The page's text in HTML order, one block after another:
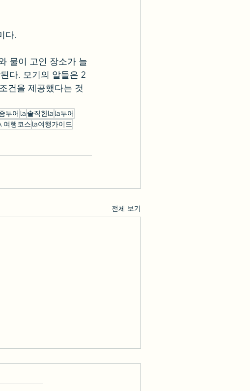
다.
물이 고인 장소가 늘
다. 모기의 알들은 2
건을 제공했다는 것
투어 la 솔직한la la투어
여행코스 la여행가이드
전체 보기